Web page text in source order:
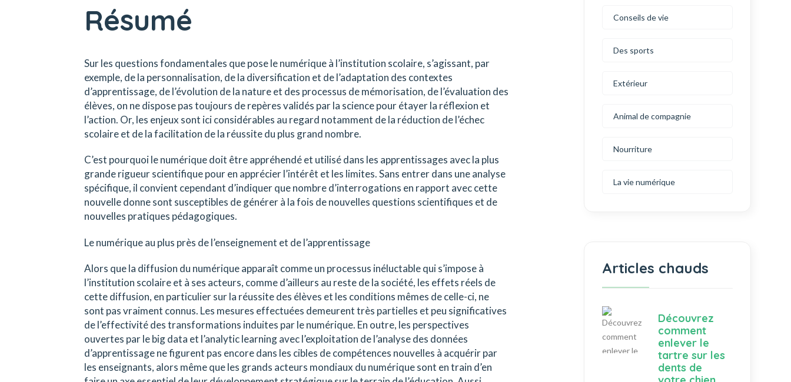
Résumé
Sur les questions fondamentales que pose le numérique à l’institution scolaire, s’agissant, par
exemple, de la personnalisation, de la diversification et de l’adaptation des contextes
d’apprentissage, de l’évolution de la nature et des processus de mémorisation, de l’évaluation des
élèves, on ne dispose pas toujours de repères validés par la science pour étayer la réflexion et
l’action. Or, les enjeux sont ici considérables au regard notamment de la réduction de l’échec
scolaire et de la facilitation de la réussite du plus grand nombre.
C’est pourquoi le numérique doit être appréhendé et utilisé dans les apprentissages avec la plus
grande rigueur scientifique pour en apprécier l’intérêt et les limites. Sans entrer dans une analyse
spécifique, il convient cependant d’indiquer que nombre d’interrogations en rapport avec cette
nouvelle donne sont susceptibles de générer à la fois de nouvelles questions scientifiques et de
nouvelles pratiques pédagogiques.
Le numérique au plus près de l’enseignement et de l’apprentissage
Alors que la diffusion du numérique apparaît comme un processus inéluctable qui s’impose à
l’institution scolaire et à ses acteurs, comme d’ailleurs au reste de la société, les effets réels de
cette diffusion, en particulier sur la réussite des élèves et les conditions mêmes de celle-ci, ne
sont pas vraiment connus. Les mesures effectuées demeurent très partielles et peu significatives
de l’effectivité des transformations induites par le numérique. En outre, les perspectives
ouvertes par le big data et l’analytic learning avec l’exploitation de l’analyse des données
d’apprentissage ne figurent pas encore dans les cibles de compétences nouvelles à acquérir par
les enseignants, alors même que les grands acteurs mondiaux du numérique sont en train d’en
Conseils de vie
Des sports
Extérieur
Animal de compagnie
Nourriture
La vie numérique
Articles chauds
Découvrez
comment
enlever le
tartre sur les
dents de